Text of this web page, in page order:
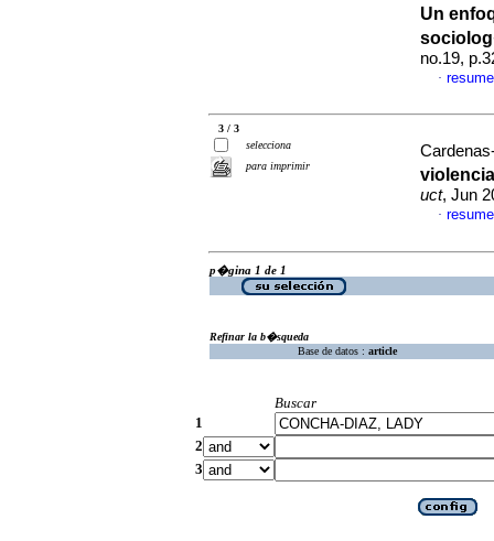
Un
no.19,
·
3 / 3
selecciona
para imprimir
uct, Jun
·
p�gina 1 de 1
Refinar la b�squeda
Base de datos : article
Buscar
1
2
3